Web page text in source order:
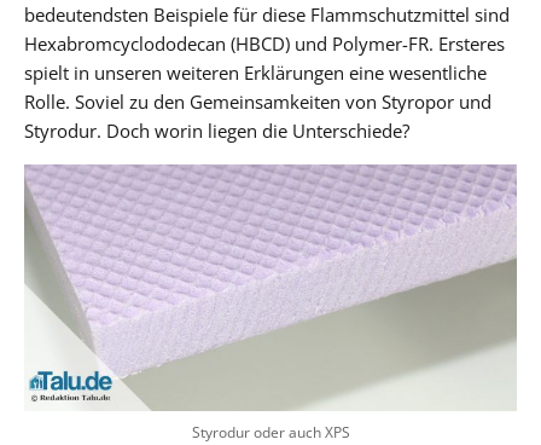
bedeutendsten Beispiele für diese Flammschutzmittel sind
Hexabromcyclododecan (HBCD) und Polymer-FR. Ersteres
spielt in unseren weiteren Erklärungen eine wesentliche
Rolle. Soviel zu den Gemeinsamkeiten von Styropor und
Styrodur. Doch worin liegen die Unterschiede?
Styrodur oder auch XPS